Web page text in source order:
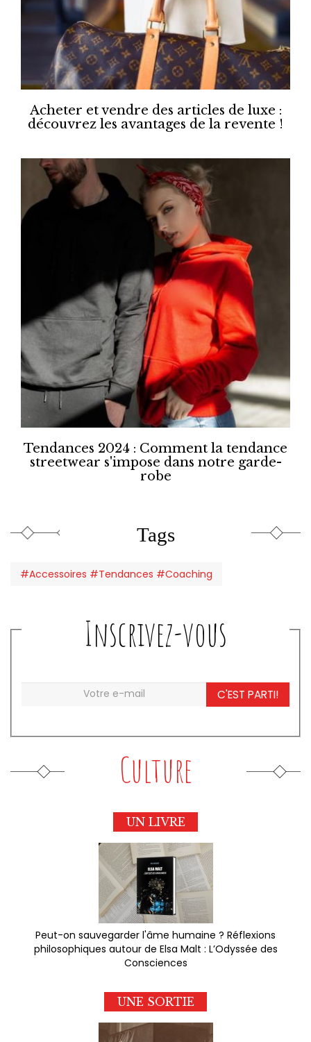
Acheter et vendre des articles de luxe :
découvrez les avantages de la revente !
Tendances 2024 : Comment la tendance
streetwear s'impose dans notre garde-
robe
Tags
#Accessoires #Tendances #Coaching
Inscrivez-vous
C'EST PARTI!
Culture
UN LIVRE
Peut-on sauvegarder l'âme humaine ? Réflexions
philosophiques autour de Elsa Malt : L’Odyssée des
Consciences
UNE SORTIE